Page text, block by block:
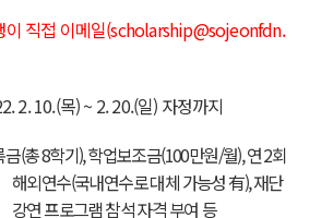
직접 이메일(scholarship@sojeonfdn.
2. 10.(목) ~ 2. 20.(일) 자정까지
금(총 8학기), 학업보조금(100만원/월), 연 2회
해외연수(국내연수로 대체 가능성 有), 재단
강연 프로그램 참석 자격부여 등